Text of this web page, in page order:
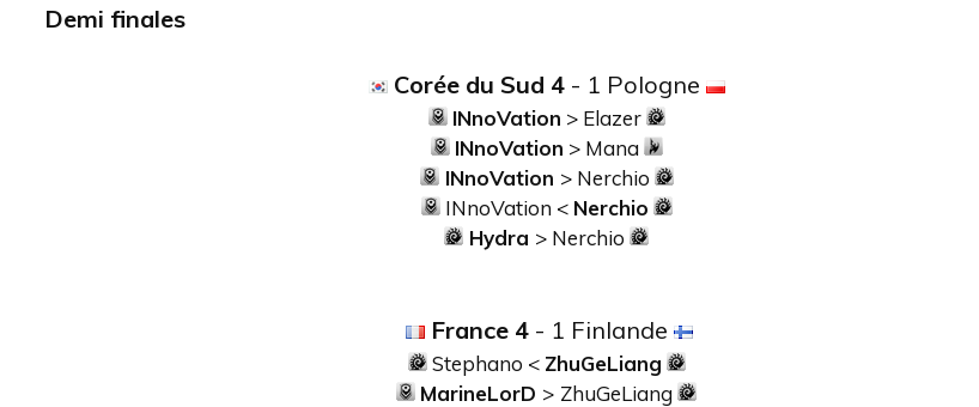
Demi finales
Corée du Sud 4- 1 Pologne
INnoVation > Elazer
INnoVation > Mana
INnoVation > Nerchio
INnoVation < Nerchio
Hydra > Nerchio
France 4 - 1 Finlande
Stephano < ZhuGeLiang
MarineLorD > ZhuGeLiang